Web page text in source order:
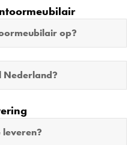
op?
Nederland?
leveren?